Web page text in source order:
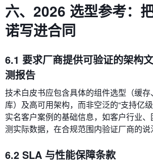
六、2026 选型参考：
诺写进合同
6.1 要求厂商提供可验证的架构
测报告
技术白皮书应包含具体的组件选型（缓
库）及高可用架构，而非空泛的“支持亿
实名客户案例的基础信息，如客户行业
测实际数据，在合规范围内验证厂商的说
6.2 SLA 与性能保障条款